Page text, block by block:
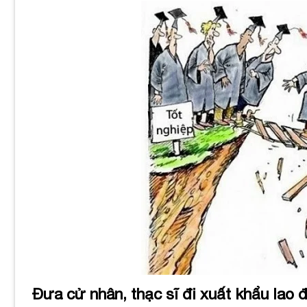
Đưa cử nhân, thạc sĩ đi xuất khẩu lao